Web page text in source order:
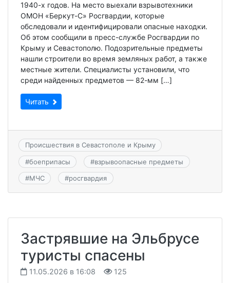
1940-х годов. На место выехали взрывотехники
ОМОН «Беркут-С» Росгвардии, которые
обследовали и идентифицировали опасные находки.
Об этом сообщили в пресс-службе Росгвардии по
Крыму и Севастополю. Подозрительные предметы
нашли строители во время земляных работ, а также
местные жители. Специалисты установили, что
среди найденных предметов — 82-мм […]
Читать
Происшествия в Севастополе и Крыму
#боеприпасы #взрывоопасные предметы
#МЧС #росгвардия
Застрявшие на Эльбрусе
туристы спасены
11.05.2026 в 16:08 125